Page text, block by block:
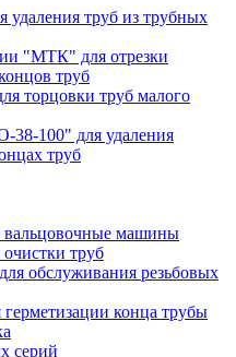
удаления труб из трубных
"МТК" для отрезки
труб
торцовки труб малого
100" для удаления
труб
вальцовочные машины
очистки труб
обслуживания резьбовых
герметизации конца трубы
серий